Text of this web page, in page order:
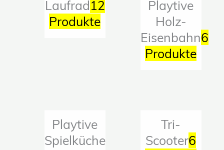
Laufrad12
Produkte
Playtive
Holz-
Eisenbahn6
Produkte
Playtive
Spielküche
Tri-
Scooter6